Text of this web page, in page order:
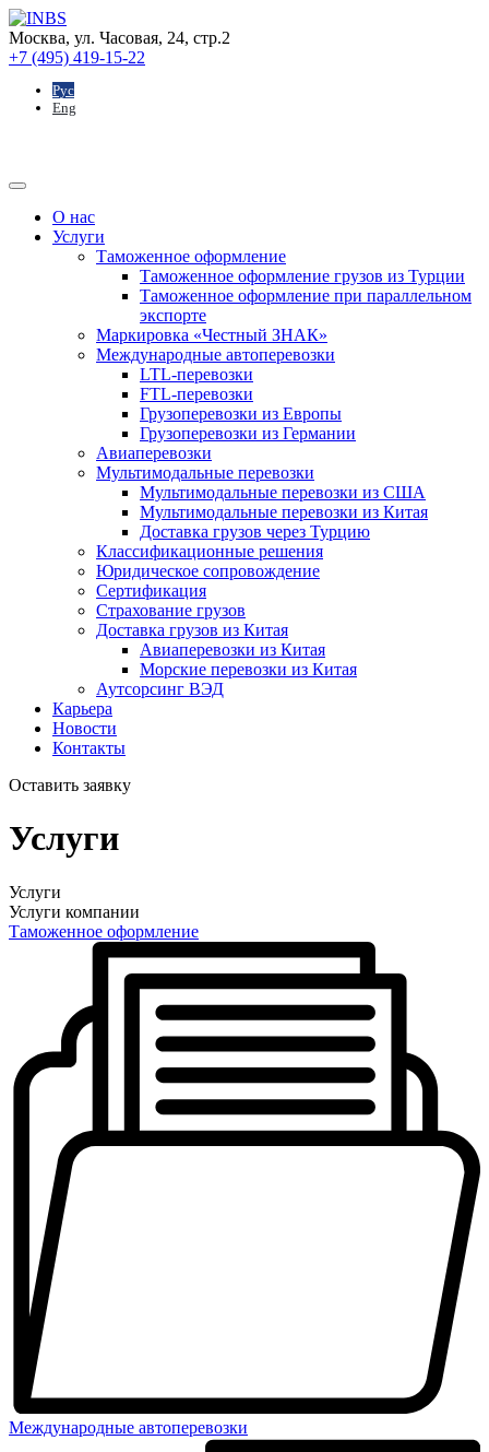
Москва, ул. Часовая, 24, стр.2
+7 (495) 419-15-22
Рус
Eng
О нас
Услуги
Таможенное оформление
Таможенное оформление грузов из Турции
Таможенное оформление при параллельном
экспорте
Маркировка «Честный ЗНАК»
Международные автоперевозки
LTL-перевозки
FTL-перевозки
Грузоперевозки из Европы
Грузоперевозки из Германии
Авиаперевозки
Мультимодальные перевозки
Мультимодальные перевозки из США
Мультимодальные перевозки из Китая
Доставка грузов через Турцию
Классификационные решения
Юридическое сопровождение
Сертификация
Страхование грузов
Доставка грузов из Китая
Авиаперевозки из Китая
Морские перевозки из Китая
Аутсорсинг ВЭД
Карьера
Новости
Контакты
Оставить заявку
Услуги
Услуги
Услуги компании
Таможенное оформление
Международные автоперевозки